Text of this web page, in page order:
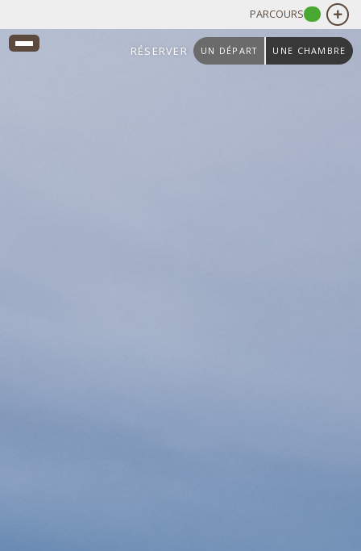
RÉSERVER UN DÉPART UNE CHAMBRE
PARCOURS